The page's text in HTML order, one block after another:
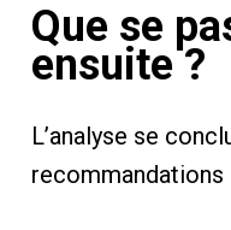
Que se
ensuite ?
L’analyse se
recommandations